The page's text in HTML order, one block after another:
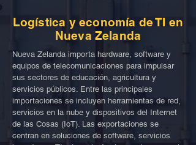
Logística y economía de TI en
Nueva Zelanda
Nueva Zelanda importa hardware, software y
equipos de telecomunicaciones para impulsar
sus sectores de educación, agricultura y
servicios públicos. Entre las principales
importaciones se incluyen herramientas de red,
servicios en la nube y dispositivos del Internet
de las Cosas (IoT). Las exportaciones se
centran en soluciones de software, servicios